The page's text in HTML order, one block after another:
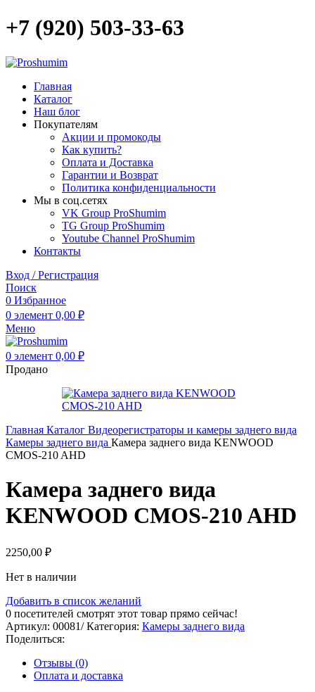
+7 (920) 503-33-63
Главная
Каталог
Наш блог
Покупателям
Акции и промокоды
Как купить?
Оплата и Доставка
Гарантии и Возврат
Политика конфиденциальности
Мы в соц.сетях
VK Group ProShumim
TG Group ProShumim
Youtube Channel ProShumim
Контакты
Вход / Регистрация
Поиск
0 Избранное
0 элемент 0,00 ₽
Меню
0 элемент 0,00 ₽
Продано
Главная Каталог Видеорегистраторы и камеры заднего вида
Камеры заднего вида Камера заднего вида KENWOOD
CMOS-210 AHD
Камера заднего вида
KENWOOD CMOS-210 AHD
2250,00 ₽
Нет в наличии
Добавить в список желаний
0 посетителей смотрят этот товар прямо сейчас!
Артикул: 00081/Категория: Камеры заднего вида
Поделиться:
Отзывы (0)
Оплата и доставка